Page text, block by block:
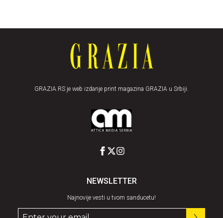
GRAZIA.RS je web izdanje print magazina GRAZIA u Srbiji.
NEWSLETTER
Najnovije vesti u tvom sanducetu!